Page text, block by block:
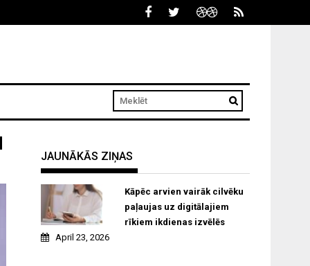
JAUNĀKĀS ZIŅAS
Kāpēc arvien vairāk cilvēku
paļaujas uz digitālajiem
rīkiem ikdienas izvēlēs
April 23, 2026